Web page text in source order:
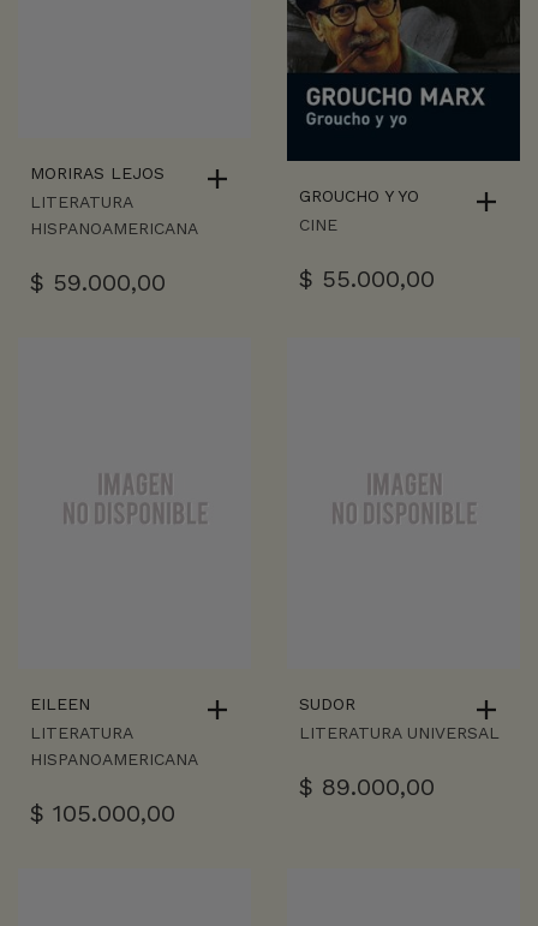
MORIRAS LEJOS
LITERATURA
HISPANOAMERICANA
$ 59.000,00
GROUCHO Y YO
CINE
$ 55.000,00
EILEEN
LITERATURA
HISPANOAMERICANA
$ 105.000,00
SUDOR
LITERATURA UNIVERSAL
$ 89.000,00